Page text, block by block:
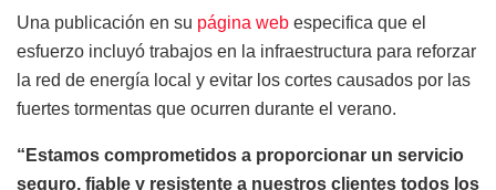
Una publicación en su página web especifica que el
esfuerzo incluyó trabajos en la infraestructura para reforzar
la red de energía local y evitar los cortes causados por las
fuertes tormentas que ocurren durante el verano.
“Estamos comprometidos a proporcionar un servicio
seguro, fiable y resistente a nuestros clientes todos los